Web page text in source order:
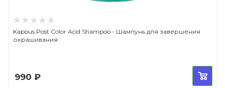
Kapous Post Color Acid Shampoo - Шампунь для завершения
окрашивания
990 ₽